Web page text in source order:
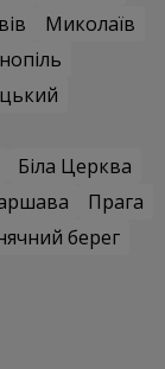
Миколаїв
Біла Церква
Прага
берег